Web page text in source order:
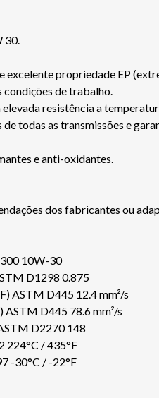
30.
propriedade EP
condições de trabalho.
elevada resistência a
todas as transmissões e
e anti-oxidantes.
dos fabricantes ou
300 10W-30
D1298 0.875
ASTM D445 12.4 mm²/s
ASTM D445 78.6 mm²/s
D2270 148
224°C / 435°F
-30°C / -22°F